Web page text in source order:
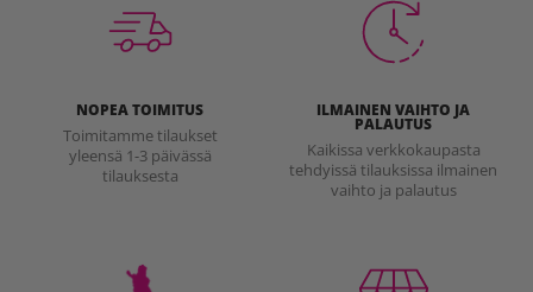
NOPEA TOIMITUS
Toimitamme tilaukset
yleensä 1-3 päivässä
tilauksesta
ILMAINEN VAIHTO JA
PALAUTUS
Kaikissa verkkokaupasta
tehdyissä tilauksissa ilmainen
vaihto ja palautus